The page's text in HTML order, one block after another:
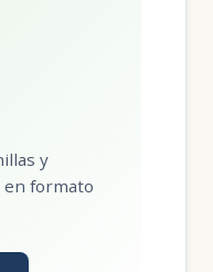
y
en formato